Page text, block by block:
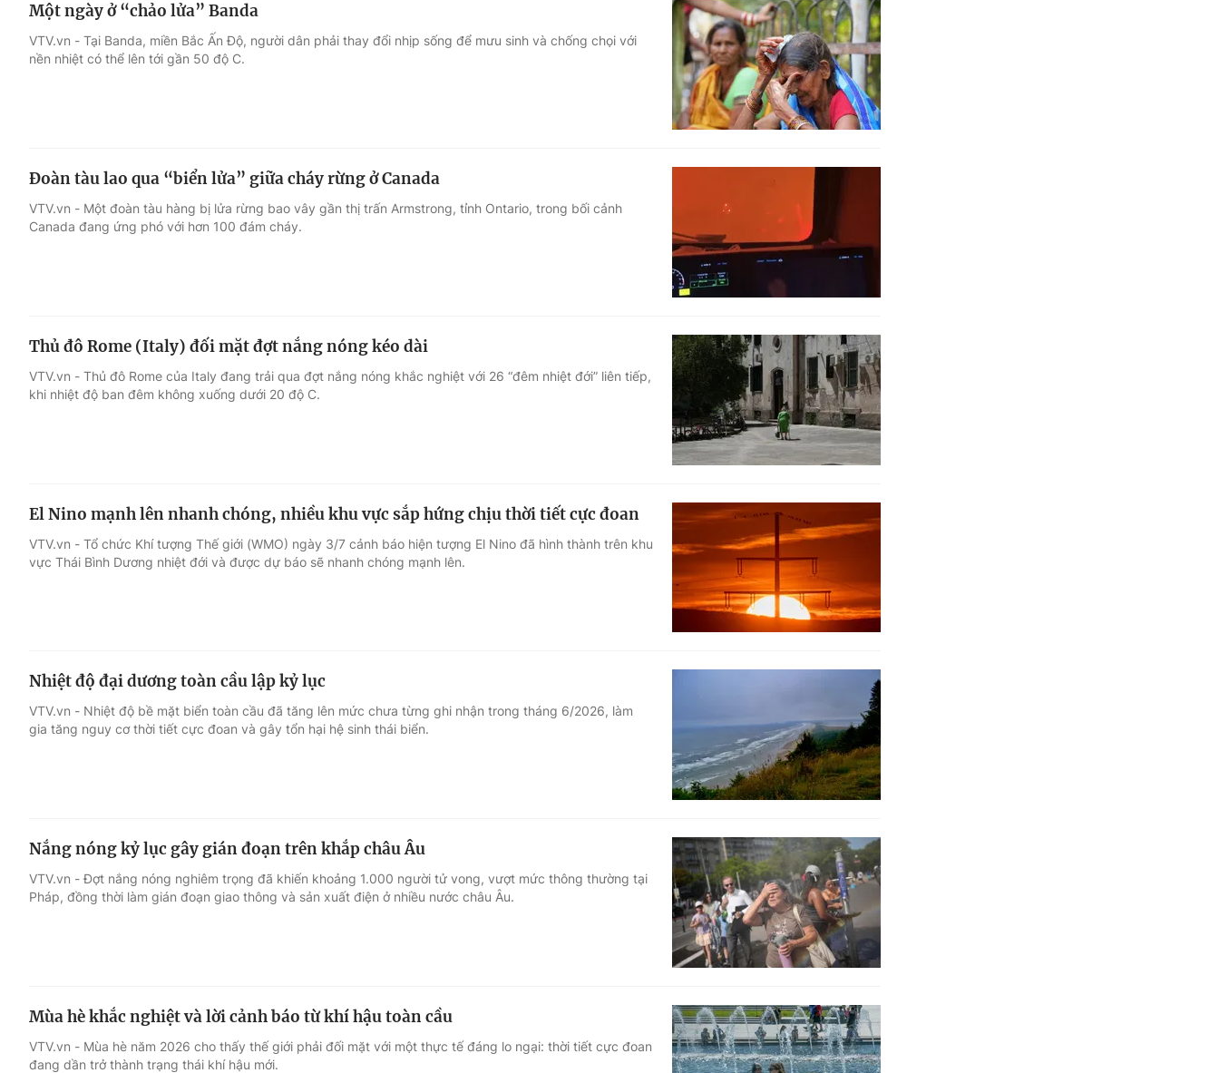
Một ngày ở “chảo lửa” Banda
VTV.vn - Tại Banda, miền Bắc Ấn Độ, người dân phải thay đổi nhịp sống để mưu sinh và chống chọi với
nền nhiệt có thể lên tới gần 50 độ C.
Đoàn tàu lao qua “biển lửa” giữa cháy rừng ở Canada
VTV.vn - Một đoàn tàu hàng bị lửa rừng bao vây gần thị trấn Armstrong, tỉnh Ontario, trong bối cảnh
Canada đang ứng phó với hơn 100 đám cháy.
Thủ đô Rome (Italy) đối mặt đợt nắng nóng kéo dài
VTV.vn - Thủ đô Rome của Italy đang trải qua đợt nắng nóng khắc nghiệt với 26 “đêm nhiệt đới” liên tiếp,
khi nhiệt độ ban đêm không xuống dưới 20 độ C.
El Nino mạnh lên nhanh chóng, nhiều khu vực sắp hứng chịu thời tiết cực đoan
VTV.vn - Tổ chức Khí tượng Thế giới (WMO) ngày 3/7 cảnh báo hiện tượng El Nino đã hình thành trên khu
vực Thái Bình Dương nhiệt đới và được dự báo sẽ nhanh chóng mạnh lên.
Nhiệt độ đại dương toàn cầu lập kỷ lục
VTV.vn - Nhiệt độ bề mặt biển toàn cầu đã tăng lên mức chưa từng ghi nhận trong tháng 6/2026, làm
gia tăng nguy cơ thời tiết cực đoan và gây tổn hại hệ sinh thái biển.
Nắng nóng kỷ lục gây gián đoạn trên khắp châu Âu
VTV.vn - Đợt nắng nóng nghiêm trọng đã khiến khoảng 1.000 người tử vong, vượt mức thông thường tại
Pháp, đồng thời làm gián đoạn giao thông và sản xuất điện ở nhiều nước châu Âu.
Mùa hè khắc nghiệt và lời cảnh báo từ khí hậu toàn cầu
VTV.vn - Mùa hè năm 2026 cho thấy thế giới phải đối mặt với một thực tế đáng lo ngại: thời tiết cực đoan
đang dần trở thành trạng thái khí hậu mới.